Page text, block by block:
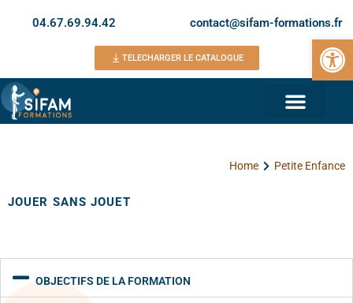
Ouvrir
04.67.69.94.42 contact@sifam-formations.fr
TELECHARGER LE CATALOGUE
Home Petite Enfance
JOUER SANS JOUET
OBJECTIFS DE LA FORMATION